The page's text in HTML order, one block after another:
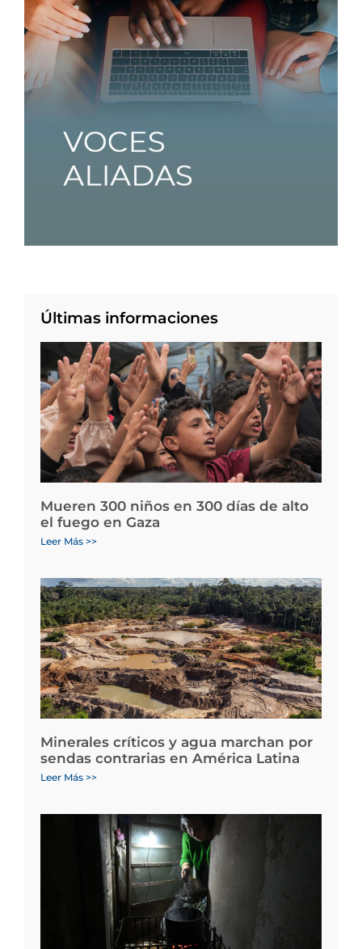
Últimas informaciones
Mueren 300 niños en 300 días de alto
el fuego en Gaza
Leer Más >>
Minerales críticos y agua marchan por
sendas contrarias en América Latina
Leer Más >>